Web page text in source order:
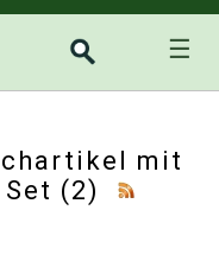
☰
mit
(2)